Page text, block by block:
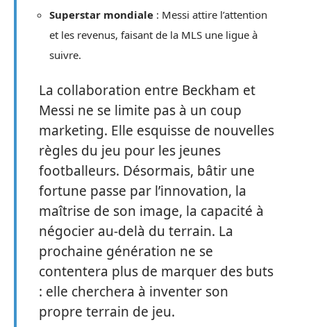
Superstar mondiale : Messi attire l’attention
et les revenus, faisant de la MLS une ligue à
suivre.
La collaboration entre Beckham et
Messi ne se limite pas à un coup
marketing. Elle esquisse de nouvelles
règles du jeu pour les jeunes
footballeurs. Désormais, bâtir une
fortune passe par l’innovation, la
maîtrise de son image, la capacité à
négocier au-delà du terrain. La
prochaine génération ne se
contentera plus de marquer des buts
: elle cherchera à inventer son
propre terrain de jeu.